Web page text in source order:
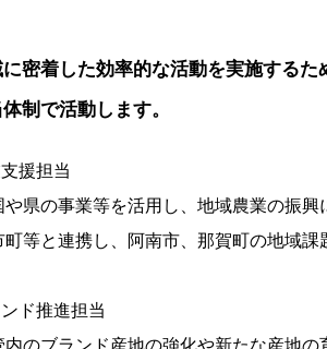
密着した効率的な活動を実施する
制で活動します。
援担当
や県の事業等を活用し、地域農業の振
町等と連携し、阿南市、那賀町の地域課
ド推進担当
内のブランド産地の強化や新たな産地の